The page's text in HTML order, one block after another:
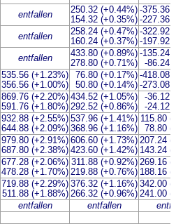
entfallen
250.32 (+0.44%)
154.32 (+0.35%)
-375.36
-227.36
entfallen
258.24 (+0.47%)
160.24 (+0.37%)
-322.92
-197.92
entfallen
433.80 (+0.89%)
278.80 (+0.71%)
-135.24
-86.24
535.56 (+1.23%)
356.56 (+1.00%)
76.80 (+0.17%)
50.80 (+0.14%)
-418.08
-273.08
869.76 (+2.20%)
591.76 (+1.80%)
434.52 (+1.05%)
292.52 (+0.86%)
-36.12
-24.12
932.88 (+2.55%)
644.88 (+2.09%)
537.96 (+1.41%)
368.96 (+1.16%)
115.80
78.80
979.80 (+2.91%)
687.80 (+2.38%)
606.60 (+1.73%)
423.60 (+1.42%)
207.24
143.24
677.28 (+2.06%)
478.28 (+1.70%)
311.88 (+0.92%)
219.88 (+0.76%)
269.16
188.16
719.88 (+2.29%)
511.88 (+1.88%)
376.32 (+1.16%)
266.32 (+0.96%)
342.00
241.00
entfallen entfallen